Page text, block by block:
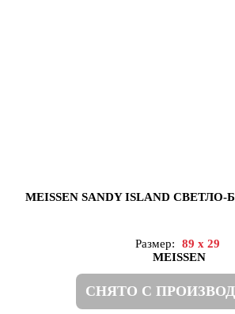
MEISSEN SANDY ISLAND
Размер:
89 x 29
MEISSEN
СНЯТО С